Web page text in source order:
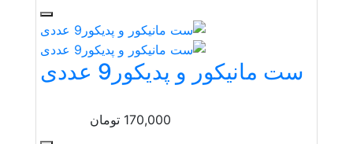
ست مانیکور و پدیکور9 عددی
170,000 تومان